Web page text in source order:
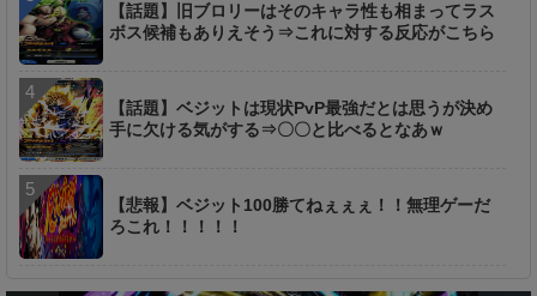
【話題】旧ブロリーはそのキャラ性も相まってラス
ボス候補もありえそう⇒これに対する反応がこちら
【話題】ベジットは現状PvP最強だとは思うが決め
手に欠ける気がする⇒〇〇と比べるとなあｗ
【悲報】ベジット100勝てねぇぇぇ！！無理ゲーだ
ろこれ！！！！！